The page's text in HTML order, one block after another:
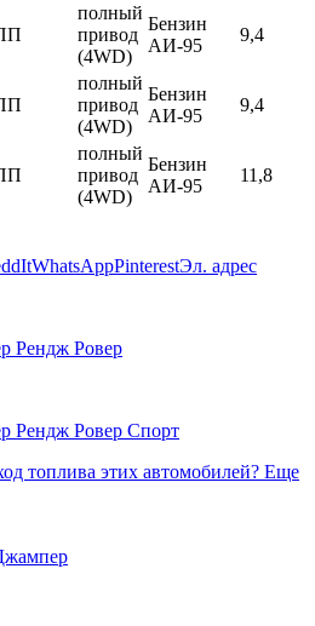
полный
привод
(4WD)
Бензин
АИ-95
9,4
полный
привод
(4WD)
Бензин
АИ-95
9,4
полный
привод
(4WD)
Бензин
АИ-95
11,8
WhatsAppPinterestЭл. адрес
Рендж Ровер
Рендж Ровер Спорт
топлива этих автомобилей? Еще